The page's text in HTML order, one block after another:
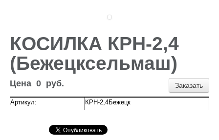
КОСИЛКА КРН-2,4
(Бежецксельмаш)
Заказать
Цена 0 руб.
Артикул: КРН-2,4Бежецк